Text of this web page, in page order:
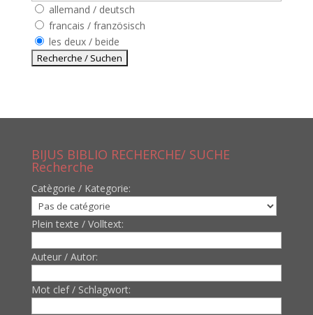
allemand / deutsch
francais / französisch
les deux / beide
BIJUS BIBLIO RECHERCHE/ SUCHE
Recherche
Catègorie / Kategorie:
Plein texte / Volltext:
Auteur / Autor:
Mot clef / Schlagwort: